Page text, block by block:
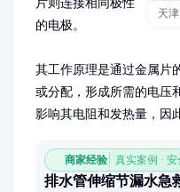
天
片则连接相同极性
的电极。
其工作原理是通过金属片
或分配，形成所需的电压
影响其电阻和发热量，因
商家经验 真实案例 ·
排水管伸缩节漏水急